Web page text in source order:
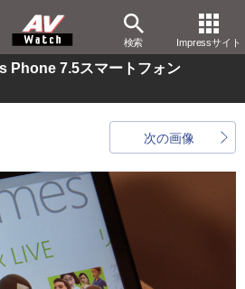
検索 Impressサイト
Phone 7.5スマートフォン
次の画像